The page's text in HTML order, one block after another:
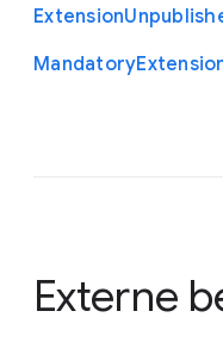
Extension
Mandatory
Externe